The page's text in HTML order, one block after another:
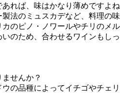
れば、味はかなり薄めですよね
法のミュスカデなど、料理の
のピノ・ノワールやチリのメ
のため、合わせるワインも
せんか？
の品種によってイチゴやチ